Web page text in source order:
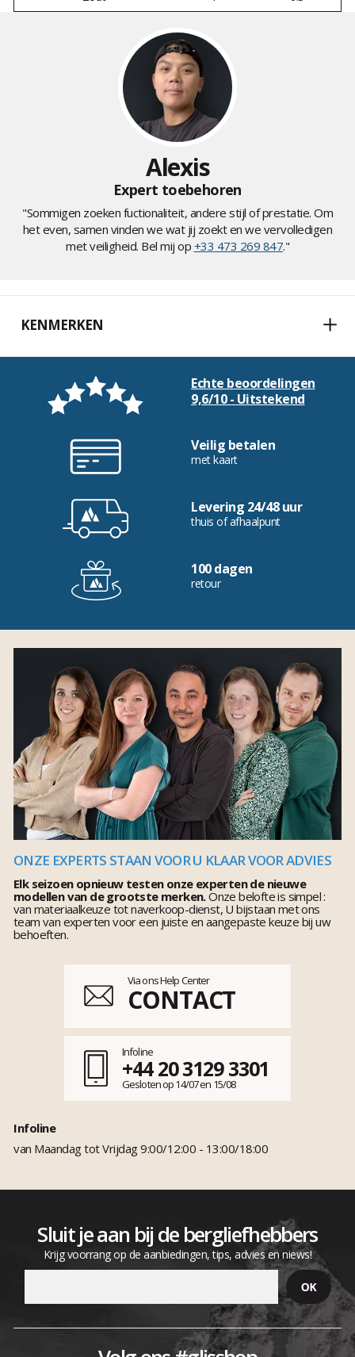
Alexis
Expert toebehoren
"Sommigen zoeken fuctionaliteit, andere stijl of prestatie. Om
het even, samen vinden we wat jij zoekt en we vervolledigen
met veiligheid. Bel mij op +33 473 269 847."
KENMERKEN
Echte beoordelingen
9,6/10 - Uitstekend
Veilig betalen
met kaart
Levering 24/48 uur
thuis of afhaalpunt
100 dagen
retour
ONZE EXPERTS STAAN VOOR U KLAAR VOOR ADVIES
Elk seizoen opnieuw testen onze experten de nieuwe
modellen van de grootste merken.Onze belofte is simpel :
van materiaalkeuze tot naverkoop-dienst, U bijstaan met ons
team van experten voor een juiste en aangepaste keuze bij uw
behoeften.
Via ons Help Center
CONTACT
Infoline
+44 20 3129 3301
Gesloten op 14/07 en 15/08
Infoline
van Maandag tot Vrijdag 9:00/12:00 - 13:00/18:00
Sluit je aan bij de bergliefhebbers
Krijg voorrang op de aanbiedingen, tips, advies en niews!